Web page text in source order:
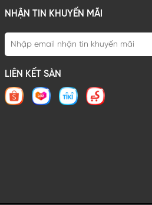
NHẬN TIN KHUYẾN MÃI
LIÊN KẾT SÀN